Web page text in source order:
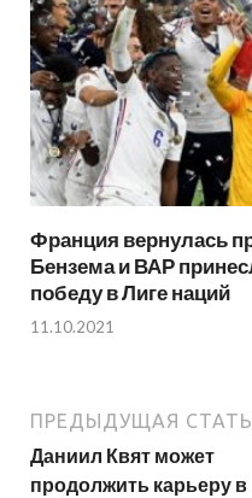
Франция вернулась
Бензема и ВАР
победу в Лиге наций
11.10.2021
ПРЕДЫДУЩАЯ
Даниил Квят может
продолжить карьеру в